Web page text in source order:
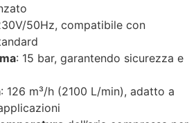
50Hz, compatibile con
: 15 bar, garantendo sicurezza e
: 126 m³/h (2100 L/min), adatto a